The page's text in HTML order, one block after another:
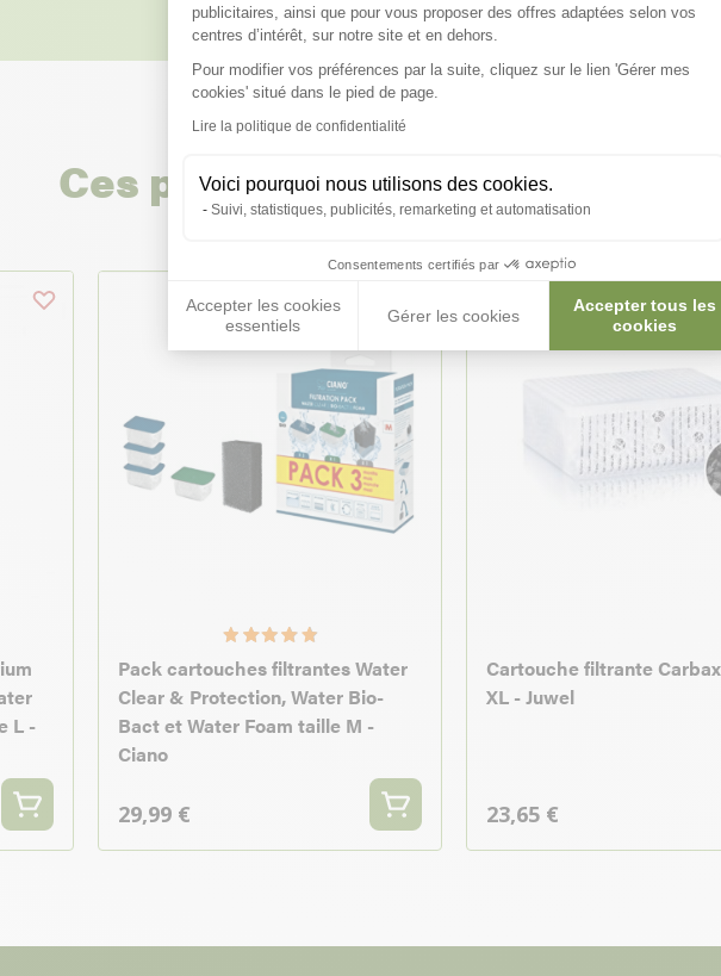
publicitaires, ainsi que pour vous proposer des offres adaptées selon vos
centres d’intérêt, sur notre site et en dehors.
Pour modifier vos préférences par la suite, cliquez sur le lien 'Gérer mes
cookies' situé dans le pied de page.
Lire la politique de confidentialité
Voici pourquoi nous utilisons des cookies.
Suivi, statistiques, publicités, remarketing et automatisation
Consentements certifiés par
Accepter les cookies
essentiels
Gérer les cookies
Accepter tous les
cookies
Axeptio consent
Ces produits peuvent vous
L -
★ Top Vente
Pack cartouches filtrantes Water
Clear & Protection, Water Bio-
Bact et Water Foam taille M -
Ciano
29,99 €
Cartouche filtrante
XL - Juwel
23,65 €